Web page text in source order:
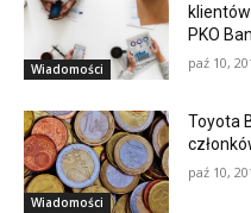
Wiadomości
PKO
paź 10,
Wiadomości
Toyota
paź 10,